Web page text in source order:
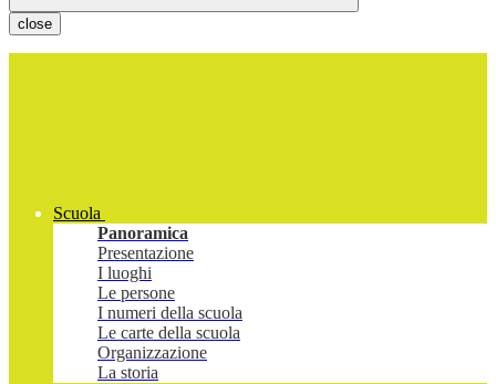
close
Scuola
Panoramica
Presentazione
I luoghi
Le persone
I numeri della scuola
Le carte della scuola
Organizzazione
La storia